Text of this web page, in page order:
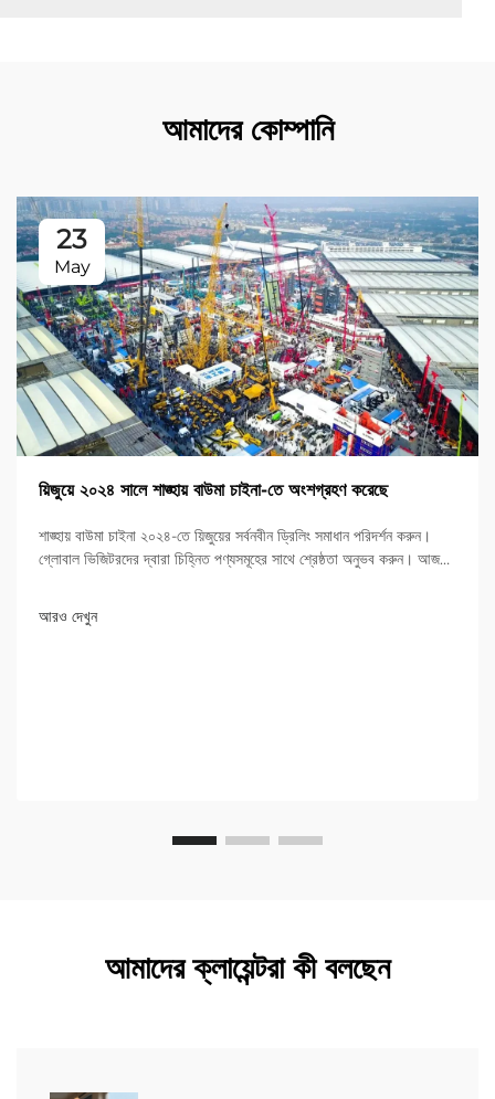
আমাদের কোম্পানি
23
May
য়িজুয়ে ২০২৪ সালে শাঙ্হায় বাউমা চাইনা-তে অংশগ্রহণ করেছে
শাঙ্হায় বাউমা চাইনা ২০২৪-তে য়িজুয়ের সর্বনবীন ড্রিলিং সমাধান পরিদর্শন করুন।
গ্লোবাল ভিজিটরদের দ্বারা চিহ্নিত পণ্যসমূহের সাথে শ্রেষ্ঠতা অনুভব করুন। আজই
আরও দেখুন
আমাদের ক্লায়েন্টরা কী বলছেন